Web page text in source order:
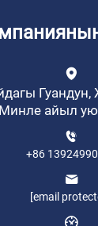
айыл
+86
[email